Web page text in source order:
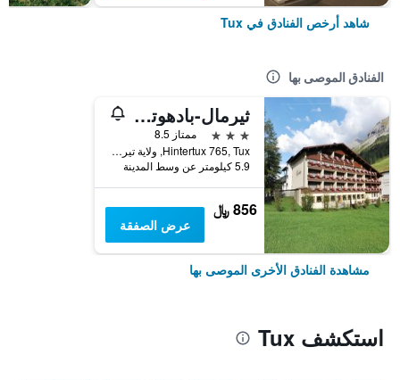
شاهد أرخص الفنادق في Tux
الفنادق الموصى بها
ثيرمال-بادهوتل كيرشلر
3 نجوم
ممتاز 8.5
Hintertux 765, Tux, ولاية تيرول, النمسا
5.9 كيلومتر عن وسط المدينة
856 ﷼
عرض الصفقة
مشاهدة الفنادق الأخرى الموصى بها
استكشف Tux